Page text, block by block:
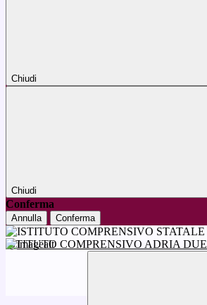
Chiudi
Chiudi
Conferma
Annulla Conferma
ISTITUTO COMPRENSIVO ADRIA DUE